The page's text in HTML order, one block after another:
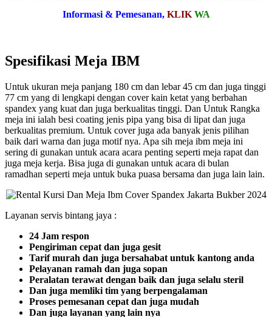
Informasi & Pemesanan, KLIK WA
Spesifikasi Meja IBM
Untuk ukuran meja panjang 180 cm dan lebar 45 cm dan juga tinggi
77 cm yang di lengkapi dengan cover kain ketat yang berbahan
spandex yang kuat dan juga berkualitas tinggi. Dan Untuk Rangka
meja ini ialah besi coating jenis pipa yang bisa di lipat dan juga
berkualitas premium. Untuk cover juga ada banyak jenis pilihan
baik dari warna dan juga motif nya. Apa sih meja ibm meja ini
sering di gunakan untuk acara acara penting seperti meja rapat dan
juga meja kerja. Bisa juga di gunakan untuk acara di bulan
ramadhan seperti meja untuk buka puasa bersama dan juga lain lain.
Layanan servis bintang jaya :
24 Jam respon
Pengiriman cepat dan juga gesit
Tarif murah dan juga bersahabat untuk kantong anda
Pelayanan ramah dan juga sopan
Peralatan terawat dengan baik dan juga selalu steril
Dan juga memliki tim yang berpengalaman
Proses pemesanan cepat dan juga mudah
Dan juga layanan yang lain nya